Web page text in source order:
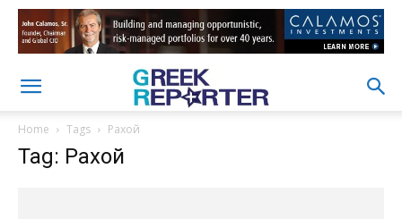
Home Tags Рахой
Tag: Рахой